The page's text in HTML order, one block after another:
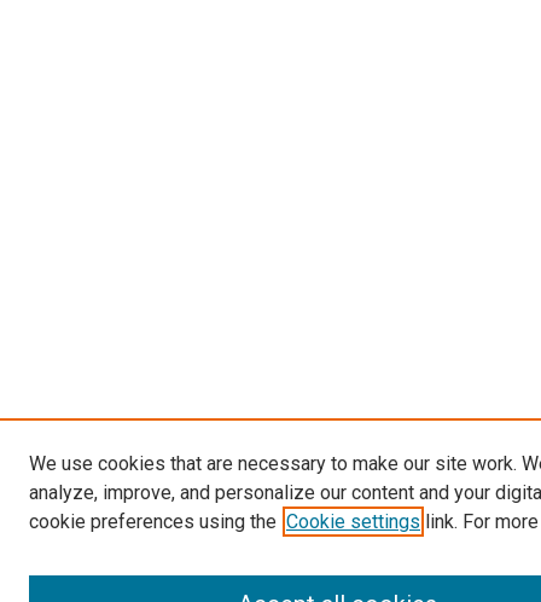
We use cookies that are necessary to make our site work.
analyze, improve, and personalize our content and your
cookie preferences using the Cookie settings link. For